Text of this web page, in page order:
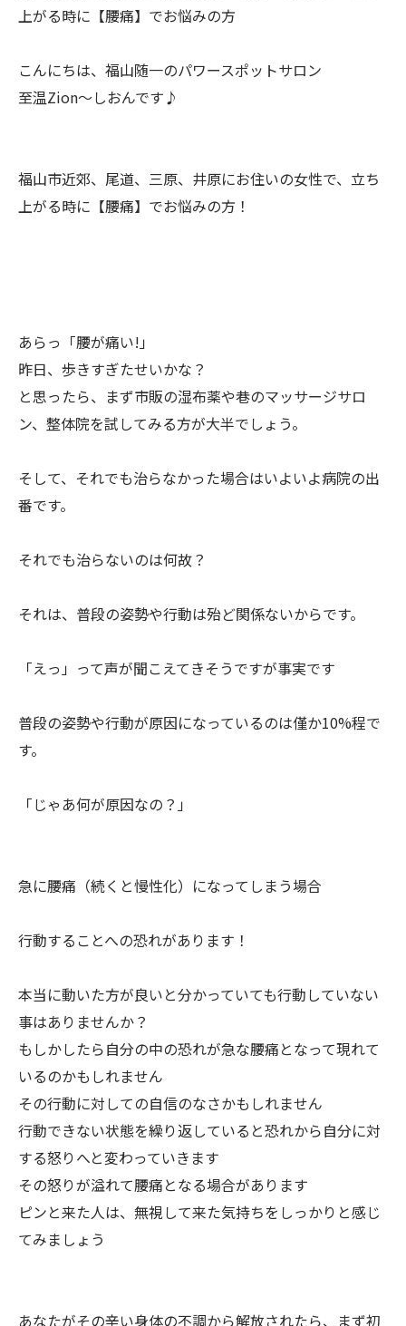
上がる時に【腰痛】でお悩みの方
こんにちは、福山随一のパワースポットサロン
至温Zion～しおんです♪
福山市近郊、尾道、三原、井原にお住いの女性で、立ち
上がる時に【腰痛】でお悩みの方！
あらっ「腰が痛い!」
昨日、歩きすぎたせいかな？
と思ったら、まず市販の湿布薬や巷のマッサージサロ
ン、整体院を試してみる方が大半でしょう。
そして、それでも治らなかった場合はいよいよ病院の出
番です。
それでも治らないのは何故？
それは、普段の姿勢や行動は殆ど関係ないからです。
「えっ」って声が聞こえてきそうですが事実です
普段の姿勢や行動が原因になっているのは僅か10%程で
す。
「じゃあ何が原因なの？」
急に腰痛（続くと慢性化）になってしまう場合
行動することへの恐れがあります！
本当に動いた方が良いと分かっていても行動していない
事はありませんか？
もしかしたら自分の中の恐れが急な腰痛となって現れて
いるのかもしれません
その行動に対しての自信のなさかもしれません
行動できない状態を繰り返していると恐れから自分に対
する怒りへと変わっていきます
その怒りが溢れて腰痛となる場合があります
ピンと来た人は、無視して来た気持ちをしっかりと感じ
てみましょう
あなたがその辛い身体の不調から解放されたら、まず初